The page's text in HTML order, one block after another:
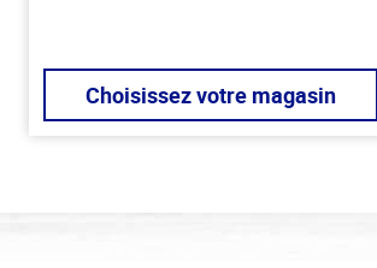
Choisissez votre magasin